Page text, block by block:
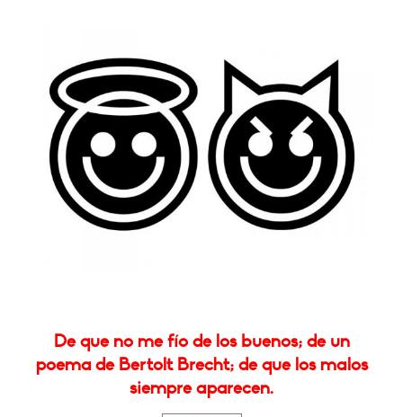
De que no me fío de los buenos; de un
poema de Bertolt Brecht; de que los malos
siempre aparecen.